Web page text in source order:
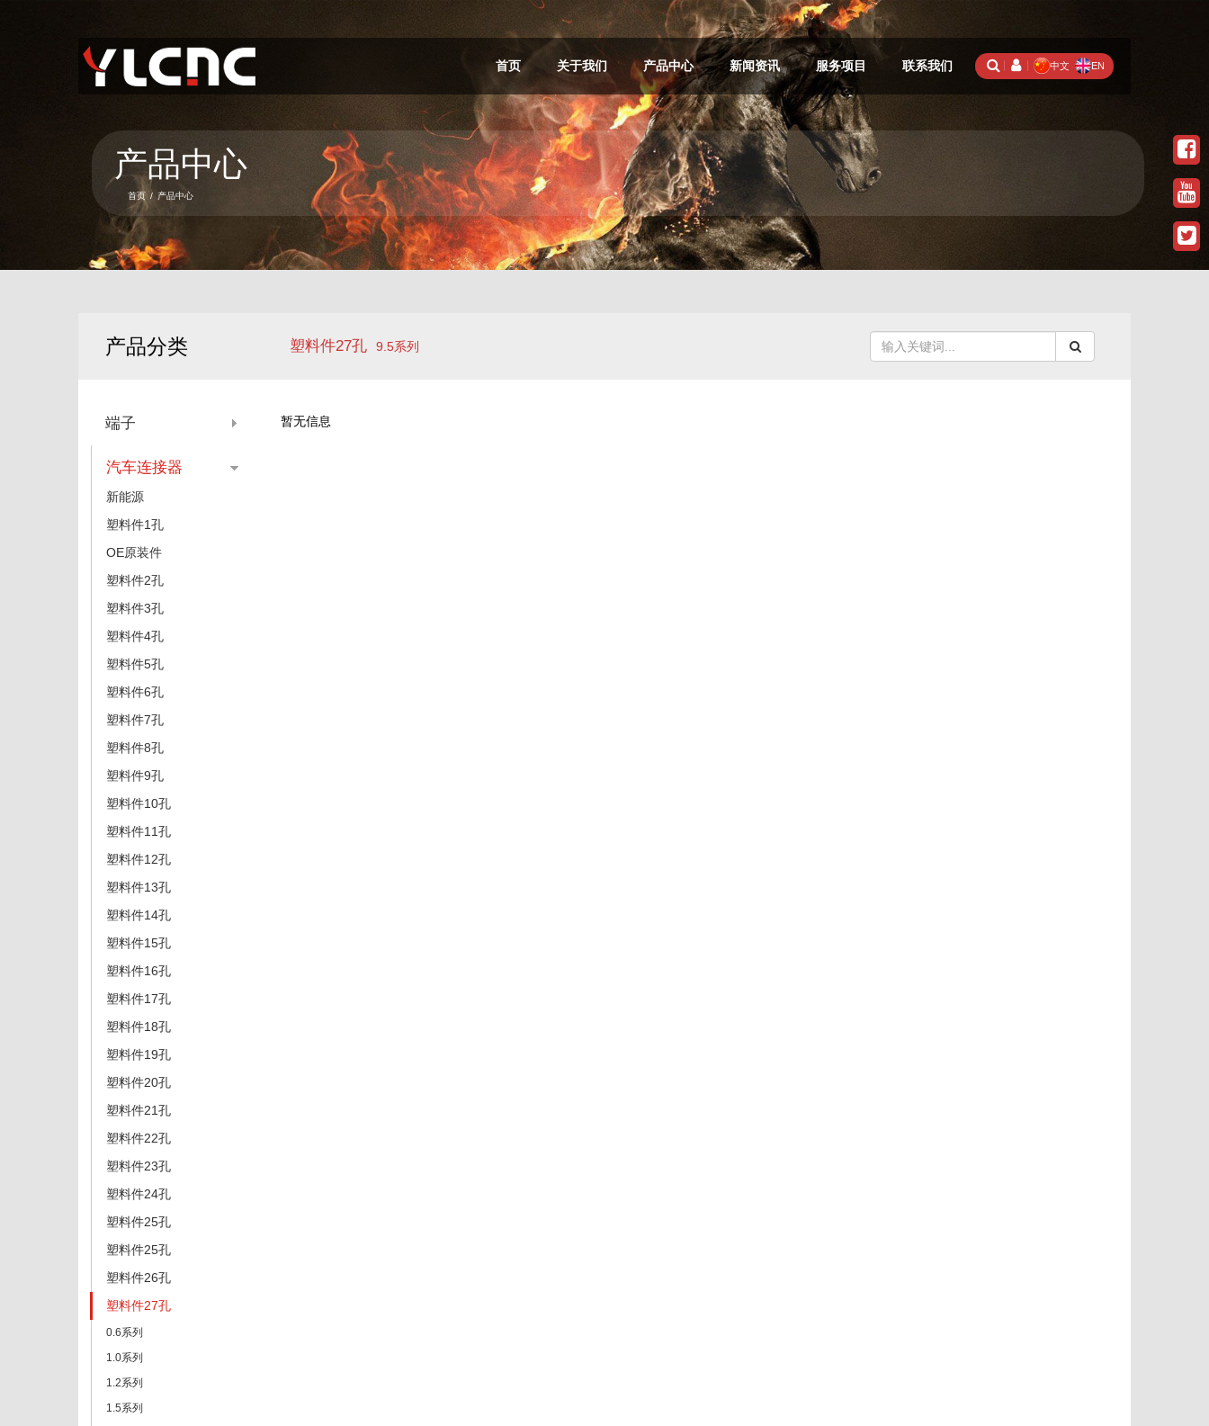
中文 EN
首页 关于我们 产品中心 新闻资讯 服务项目 联系我们
产品中心
联系我们
产品中心
首页 / 产品中心
产品分类 塑料件27孔 9.5系列
端子
汽车连接器
新能源
塑料件1孔
OE原装件
塑料件2孔
塑料件3孔
塑料件4孔
塑料件5孔
塑料件6孔
塑料件7孔
塑料件8孔
塑料件9孔
塑料件10孔
塑料件11孔
塑料件12孔
塑料件13孔
塑料件14孔
塑料件15孔
塑料件16孔
塑料件17孔
塑料件18孔
塑料件19孔
塑料件20孔
塑料件21孔
塑料件22孔
塑料件23孔
塑料件24孔
塑料件25孔
塑料件25孔
塑料件26孔
塑料件27孔
0.6系列
1.0系列
1.2系列
1.5系列
暂无信息